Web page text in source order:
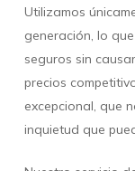
Utilizamos
generación, lo
seguros sin
precios
excepcional, que
inquietud que